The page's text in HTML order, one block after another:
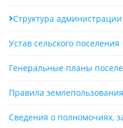
Структура
Устав сельского поселения
Генеральные планы
Правила
Сведения о полномочиях,